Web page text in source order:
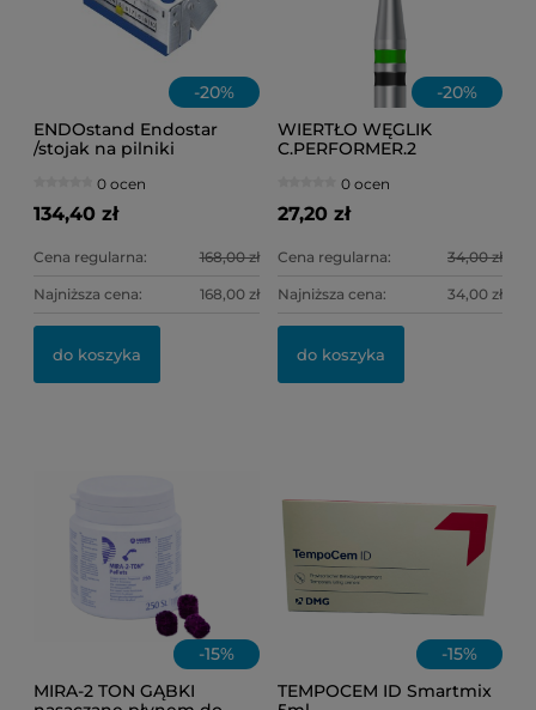
-20%
ENDOstand Endostar
/stojak na pilniki
0 ocen
134,40 zł
Cena regularna: 168,00 zł
Najniższa cena: 168,00 zł
do koszyka
-20%
WIERTŁO WĘGLIK
C.PERFORMER.2
(do koron)
0 ocen
27,20 zł
Cena regularna: 34,00 zł
Najniższa cena: 34,00 zł
do koszyka
-15%
MIRA-2 TON GĄBKI
-15%
TEMPOCEM ID Smartmix